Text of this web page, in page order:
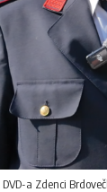
a Zdenci